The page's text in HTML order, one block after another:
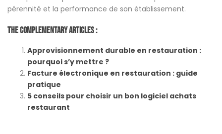
pérennité et la performance de son établissement.
The Complementary Articles :
Approvisionnement durable en restauration :
pourquoi s’y mettre ?
Facture électronique en restauration : guide
pratique
5 conseils pour choisir un bon logiciel achats
restaurant